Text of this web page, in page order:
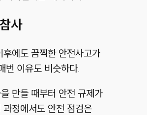
사
후에도 끔찍한 안전사고가
번 이유도 비슷하다.
만들 때부터 안전 규제가
과정에서도 안전 점검은